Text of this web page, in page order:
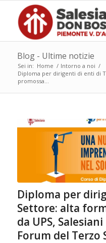
Blog - Ultime notizie
Sei in: Home / Intorno a noi /
Diploma per dirigenti di enti di
promossa...
Diploma per
Settore: alta
da UPS,
Forum del Terzo